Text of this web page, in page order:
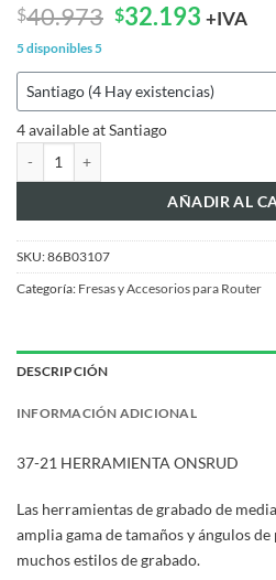
$40.973 El
era:
$40.973.
$32.193El
es:
+IVA
5 disponibles5
4 available at Santiago
AÑADIR AL
SKU:86B03107
Categoría: Fresas y Accesorios para Router
DESCRIPCIÓN
INFORMACIÓN ADICIONAL
37-21 HERRAMIENTA ONSRUD
Las herramientas de grabado de
amplia gama de tamaños y ángulos
muchos estilos de grabado.